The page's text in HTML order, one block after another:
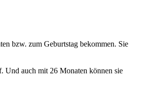
bzw. zum Geburtstag bekommen. Sie
Und auch mit 26 Monaten können sie